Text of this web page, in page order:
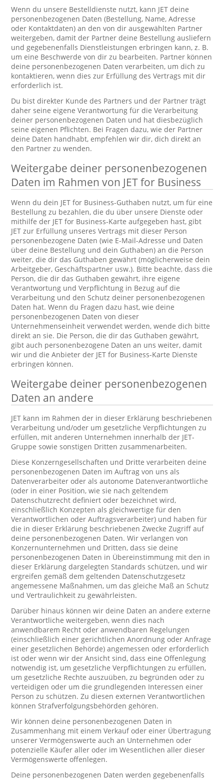
Wenn du unsere Bestelldienste nutzt, kann JET deine
personenbezogenen Daten (Bestellung, Name, Adresse
oder Kontaktdaten) an den von dir ausgewählten Partner
weitergeben, damit der Partner deine Bestellung ausliefern
und gegebenenfalls Dienstleistungen erbringen kann, z. B.
um eine Beschwerde von dir zu bearbeiten. Partner können
deine personenbezogenen Daten verarbeiten, um dich zu
kontaktieren, wenn dies zur Erfüllung des Vertrags mit dir
erforderlich ist.
Du bist direkter Kunde des Partners und der Partner trägt
daher seine eigene Verantwortung für die Verarbeitung
deiner personenbezogenen Daten und hat diesbezüglich
seine eigenen Pflichten. Bei Fragen dazu, wie der Partner
deine Daten handhabt, empfehlen wir dir, dich direkt an
den Partner zu wenden.
Weitergabe deiner personenbezogenen
Daten im Rahmen von JET for Business
Wenn du dein JET for Business-Guthaben nutzt, um für eine
Bestellung zu bezahlen, die du über unsere Dienste oder
mithilfe der JET for Business-Karte aufgegeben hast, gibt
JET zur Erfüllung unseres Vertrags mit dieser Person
personenbezogene Daten (wie E-Mail-Adresse und Daten
über deine Bestellung und dein Guthaben) an die Person
weiter, die dir das Guthaben gewährt (möglicherweise dein
Arbeitgeber, Geschäftspartner usw.). Bitte beachte, dass die
Person, die dir das Guthaben gewährt, ihre eigene
Verantwortung und Verpflichtung in Bezug auf die
Verarbeitung und den Schutz deiner personenbezogenen
Daten hat. Wenn du Fragen dazu hast, wie deine
personenbezogenen Daten von dieser
Unternehmenseinheit verwendet werden, wende dich bitte
direkt an sie. Die Person, die dir das Guthaben gewährt,
gibt auch personenbezogene Daten an uns weiter, damit
wir und die Anbieter der JET for Business-Karte Dienste
erbringen können.
Weitergabe deiner personenbezogenen
Daten an andere
JET kann im Rahmen der in dieser Erklärung beschriebenen
Verarbeitung und/oder um gesetzliche Verpflichtungen zu
erfüllen, mit anderen Unternehmen innerhalb der JET-
Gruppe sowie sonstigen Dritten zusammenarbeiten.
Diese Konzerngesellschaften und Dritte verarbeiten deine
personenbezogenen Daten im Auftrag von uns als
Datenverarbeiter oder als autonome Datenverantwortliche
(oder in einer Position, wie sie nach geltendem
Datenschutzrecht definiert oder bezeichnet wird,
einschließlich Konzepten als gleichwertige für den
Verantwortlichen oder Auftragsverarbeiter) und haben für
die in dieser Erklärung beschriebenen Zwecke Zugriff auf
deine personenbezogenen Daten. Wir verlangen von
Konzernunternehmen und Dritten, dass sie deine
personenbezogenen Daten in Übereinstimmung mit den in
dieser Erklärung dargelegten Standards schützen, und wir
ergreifen gemäß dem geltenden Datenschutzgesetz
angemessene Maßnahmen, um das gleiche Maß an Schutz
und Vertraulichkeit zu gewährleisten.
Darüber hinaus können wir deine Daten an andere externe
Verantwortliche weitergeben, wenn dies nach
anwendbarem Recht oder anwendbaren Regelungen
(einschließlich einer gerichtlichen Anordnung oder Anfrage
einer gesetzlichen Behörde) angemessen oder erforderlich
ist oder wenn wir der Ansicht sind, dass eine Offenlegung
notwendig ist, um gesetzliche Verpflichtungen zu erfüllen,
um gesetzliche Rechte auszuüben, zu begründen oder zu
verteidigen oder um die grundlegenden Interessen einer
Person zu schützen. Zu diesen externen Verantwortlichen
können Strafverfolgungsbehörden gehören.
Wir können deine personenbezogenen Daten in
Zusammenhang mit einem Verkauf oder einer Übertragung
unserer Vermögenswerte auch an Unternehmen oder
potenzielle Käufer aller oder im Wesentlichen aller dieser
Vermögenswerte offenlegen.
Deine personenbezogenen Daten werden gegebenenfalls